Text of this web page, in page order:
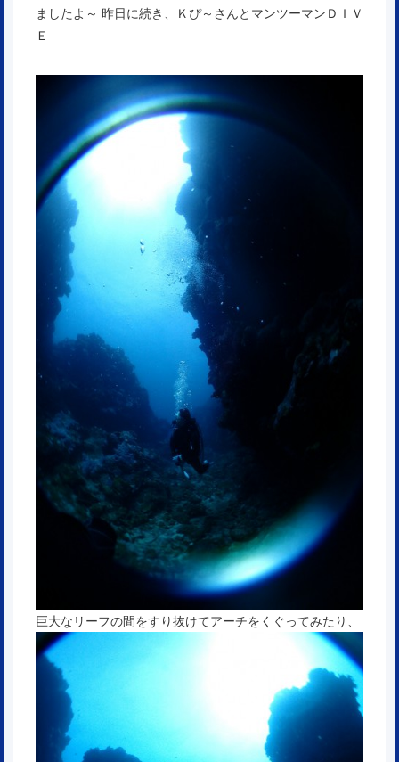
ましたよ～ 昨日に続き、Ｋぴ～さんとマンツーマンＤＩＶ
Ｅ
巨大なリーフの間をすり抜けてアーチをくぐってみたり、